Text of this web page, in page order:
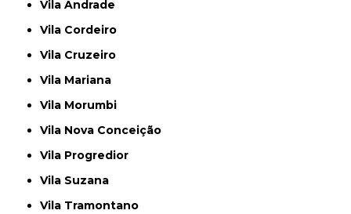
Vila Andrade
Vila Cordeiro
Vila Cruzeiro
Vila Mariana
Vila Morumbi
Vila Nova Conceição
Vila Progredior
Vila Suzana
Vila Tramontano